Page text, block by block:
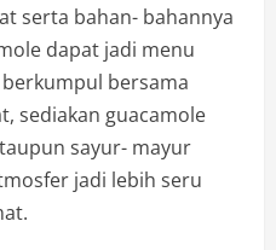
serta bahan- bahannya
dapat jadi menu
bersama
sediakan guacamole
sayur- mayur
jadi lebih seru